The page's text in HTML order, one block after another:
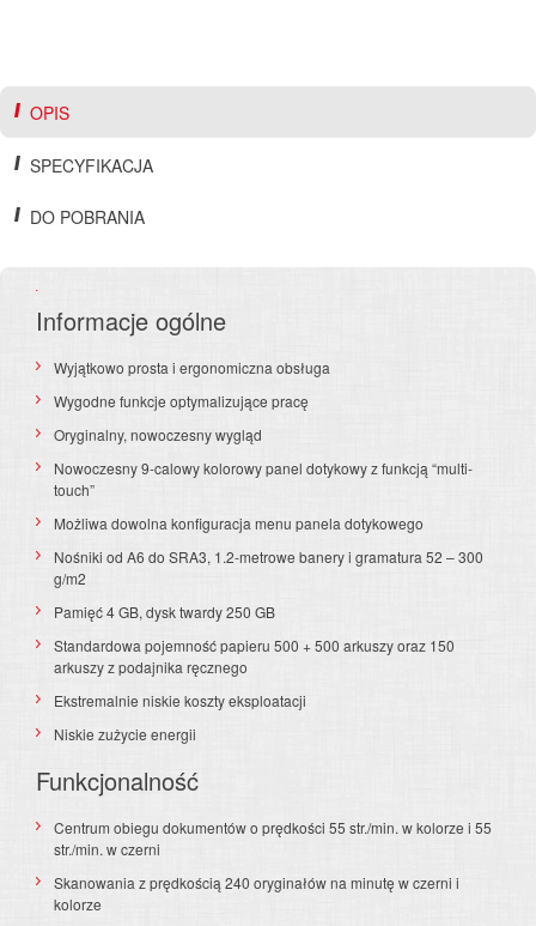
OPIS
SPECYFIKACJA
DO POBRANIA
Informacje ogólne
Wyjątkowo prosta i ergonomiczna obsługa
Wygodne funkcje optymalizujące pracę
Oryginalny, nowoczesny wygląd
Nowoczesny 9-calowy kolorowy panel dotykowy z funkcją “multi-
touch”
Możliwa dowolna konfiguracja menu panela dotykowego
Nośniki od A6 do SRA3, 1.2-metrowe banery i gramatura 52 – 300
g/m2
Pamięć 4 GB, dysk twardy 250 GB
Standardowa pojemność papieru 500 + 500 arkuszy oraz 150
arkuszy z podajnika ręcznego
Ekstremalnie niskie koszty eksploatacji
Niskie zużycie energii
Funkcjonalność
Centrum obiegu dokumentów o prędkości 55 str./min. w kolorze i 55
str./min. w czerni
Skanowania z prędkością 240 oryginałów na minutę w czerni i
kolorze